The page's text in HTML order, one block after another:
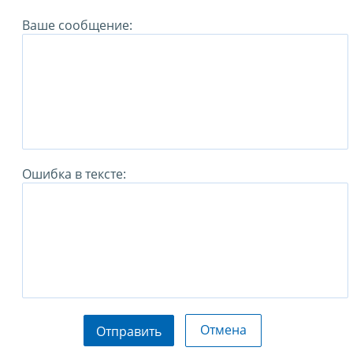
Ваше сообщение:
Ошибка в тексте:
Отправить Отмена